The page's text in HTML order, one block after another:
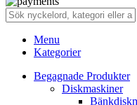
Menu
Kategorier
Begagnade Produkter
Diskmaskiner